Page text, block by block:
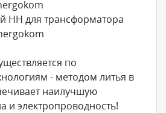
НН для трансформатора
по
- методом литья в
наилучшую
и электропроводность!